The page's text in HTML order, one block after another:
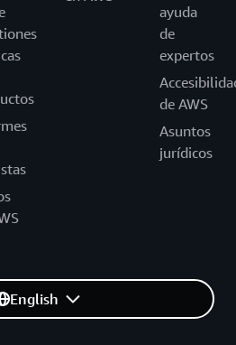
ayuda
de
expertos
de AWS
Asuntos
jurídicos
English